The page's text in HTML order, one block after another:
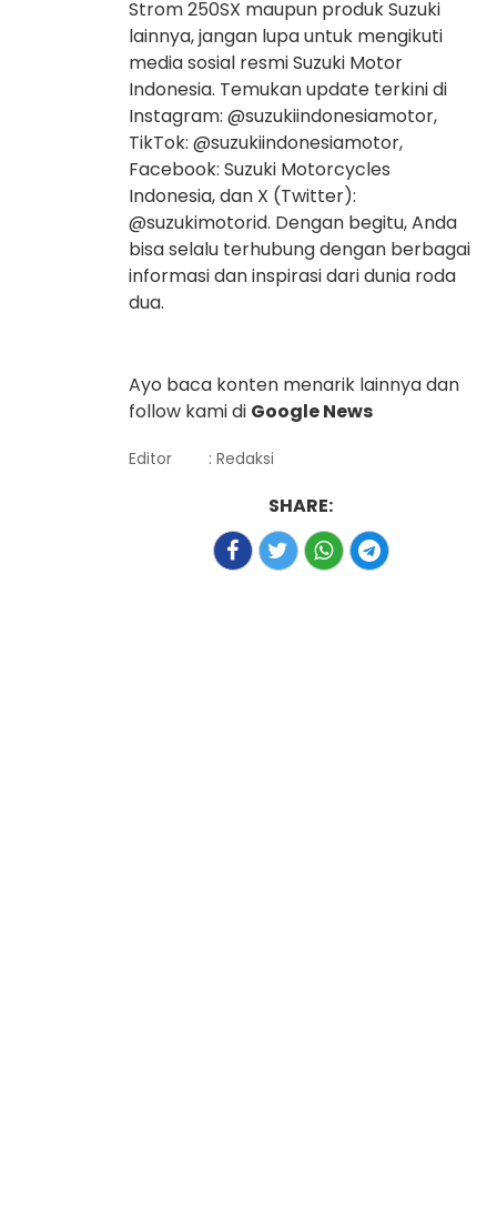
Strom 250SX maupun produk Suzuki
lainnya, jangan lupa untuk mengikuti
media sosial resmi Suzuki Motor
Indonesia. Temukan update terkini di
Instagram: @suzukiindonesiamotor,
TikTok: @suzukiindonesiamotor,
Facebook: Suzuki Motorcycles
Indonesia, dan X (Twitter):
@suzukimotorid. Dengan begitu, Anda
bisa selalu terhubung dengan berbagai
informasi dan inspirasi dari dunia roda
dua.
Ayo baca konten menarik lainnya dan
follow kami di Google News
Editor : Redaksi
SHARE: